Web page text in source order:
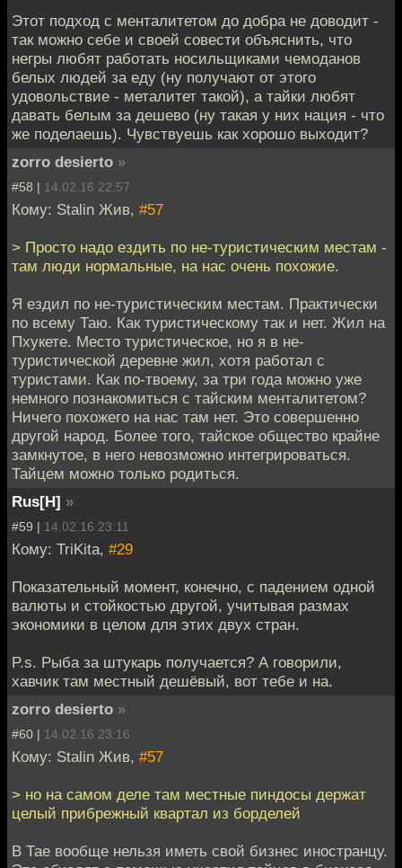
Этот подход с менталитетом до добра не доводит -
так можно себе и своей совести объяснить, что
негры любят работать носильщиками чемоданов
белых людей за еду (ну получают от этого
удовольствие - металитет такой), а тайки любят
давать белым за дешево (ну такая у них нация - что
же поделаешь). Чувствуешь как хорошо выходит?
zorro desierto »
#58 | 14.02.16 22:57
Кому: Stalin Жив, #57
> Просто надо ездить по не-туристическим местам -
там люди нормальные, на нас очень похожие.
Я ездил по не-туристическим местам. Практически
по всему Таю. Как туристическому так и нет. Жил на
Пхукете. Место туристическое, но я в не-
туристической деревне жил, хотя работал с
туристами. Как по-твоему, за три года можно уже
немного познакомиться с тайским менталитетом?
Ничего похожего на нас там нет. Это совершенно
другой народ. Более того, тайское общество крайне
замкнутое, в него невозможно интегрироваться.
Тайцем можно только родиться.
Rus[H] »
#59 | 14.02.16 23:11
Кому: TriKita, #29
Показательный момент, конечно, с падением одной
валюты и стойкостью другой, учитывая размах
экономики в целом для этих двух стран.
P.s. Рыба за штукарь получается? А говорили,
хавчик там местный дешёвый, вот тебе и на.
zorro desierto »
#60 | 14.02.16 23:16
Кому: Stalin Жив, #57
> но на самом деле там местные пиндосы держат
целый прибрежный квартал из борделей
В Тае вообще нельзя иметь свой бизнес иностранцу.